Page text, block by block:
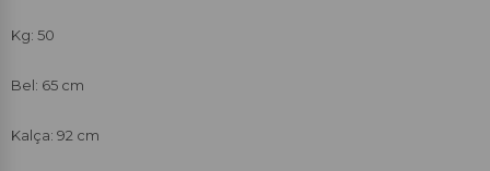
Kg: 50
Bel: 65 cm
Kalça: 92 cm